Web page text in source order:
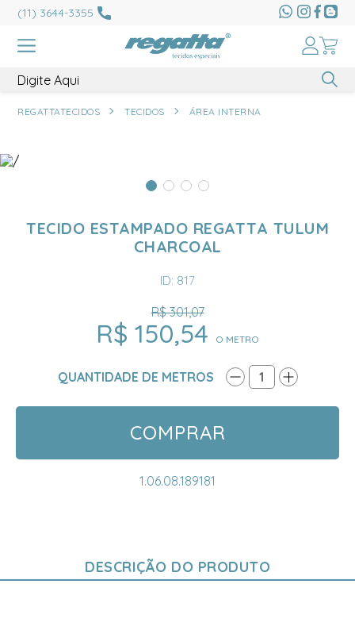
(11) 3644-3355
REGATTATECIDOS TECIDOS ÁREA INTERNA
TECIDO ESTAMPADO REGATTA TULUM
CHARCOAL
ID: 817
R$ 150,54 O METRO
R$ 301,07
QUANTIDADE DE METROS 1
COMPRAR
1.06.08.189181
DESCRIÇÃO DO PRODUTO